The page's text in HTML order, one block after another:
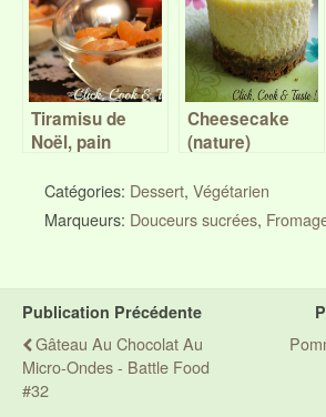
Tiramisu de
Noël, pain
clémentines (ou
Trifle)
Cheesecake
(nature)
Catégories: Dessert, Végétarien
Marqueurs: Douceurs sucrées,
Publication Précédente
Gâteau Au Chocolat Au
Micro-Ondes - Battle Food
#32